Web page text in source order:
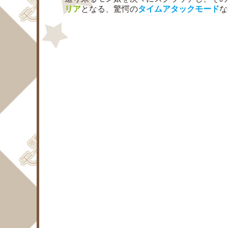
リアとなる、驚愕のタイムアタックモード